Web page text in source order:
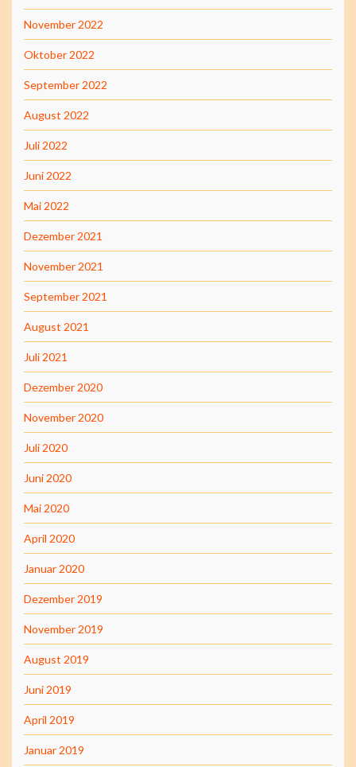
November 2022
Oktober 2022
September 2022
August 2022
Juli 2022
Juni 2022
Mai 2022
Dezember 2021
November 2021
September 2021
August 2021
Juli 2021
Dezember 2020
November 2020
Juli 2020
Juni 2020
Mai 2020
April 2020
Januar 2020
Dezember 2019
November 2019
August 2019
Juni 2019
April 2019
Januar 2019